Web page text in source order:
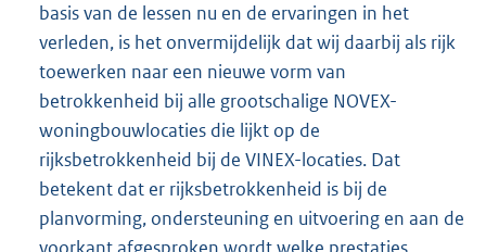
basis van de lessen nu en de ervaringen in het
verleden, is het onvermijdelijk dat wij daarbij als rijk
toewerken naar een nieuwe vorm van
betrokkenheid bij alle grootschalige NOVEX-
woningbouwlocaties die lijkt op de
rijksbetrokkenheid bij de VINEX-locaties. Dat
betekent dat er rijksbetrokkenheid is bij de
planvorming, ondersteuning en uitvoering en aan de